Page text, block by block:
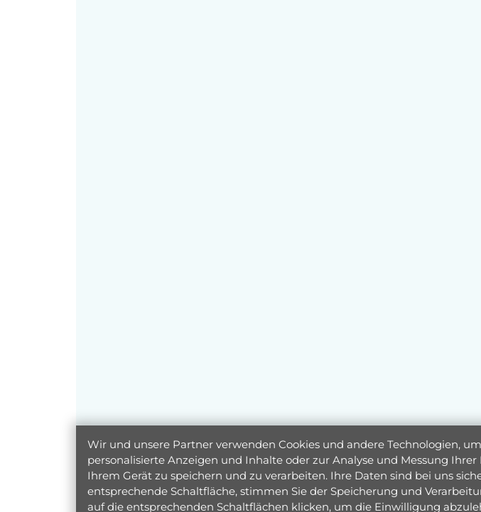
Wir und unsere Partner verwenden Cookies und andere Technologien,
personalisierte Anzeigen und Inhalte oder zur Analyse und Messung
Ihrem Gerät zu speichern und zu verarbeiten. Ihre Daten sind bei uns
entsprechende Schaltfläche, stimmen Sie der Speicherung und
auf die entsprechenden Schaltflächen klicken, um die Einwilligung